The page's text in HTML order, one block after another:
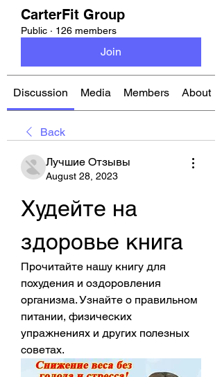
CarterFit Group
Public · 126 members
Join
Discussion Media Members About
Back
Лучшие Отзывы
August 28, 2023
Худейте на
здоровье книга
Прочитайте нашу книгу для
похудения и оздоровления
организма. Узнайте о правильном
питании, физических
упражнениях и других полезных
советах.